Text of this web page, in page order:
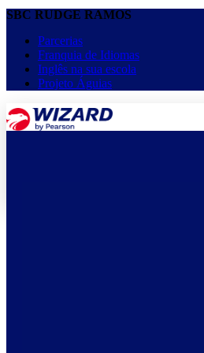
SBC RUDGE RAMOS
Parcerias
Franquia de Idiomas
Inglês na sua escola
Projeto Águias